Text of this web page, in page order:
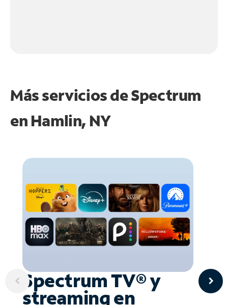
Más servicios de Spectrum
en Hamlin, NY
Spectrum TV® y
streaming en